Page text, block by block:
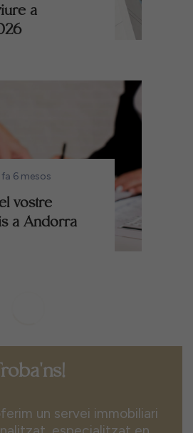
a
fa 6 mesos
vostre
a Andorra
fa 8 mesos